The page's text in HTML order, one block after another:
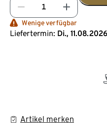
Wenige verfügbar
Liefertermin: Di.,
Artikel merken